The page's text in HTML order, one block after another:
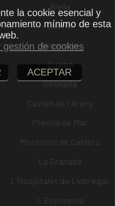
Alella
Cabrils
Navarcles
Gualba
Gironella
Castell de l´Areny
Premià de Mar
Monistrol de Calders
La Granada
L´Hospitalet de Llobregat
L´Espunyola
la cookie esencial y
mínimo de esta
de cookies
ACEPTAR